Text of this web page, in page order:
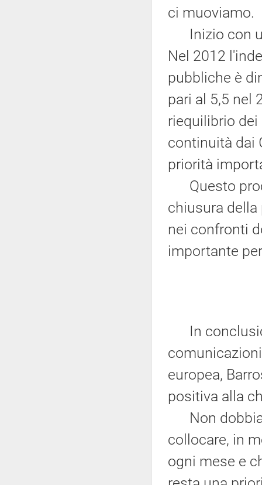
ci muoviamo.
Inizio con
Nel 2012
pubbliche è
pari al 5,5 nel
riequilibrio
continuità dai
priorità
Questo
chiusura della
nei confronti
importante
In
europea,
positiva alla
Non
collocare, in
ogni mese e